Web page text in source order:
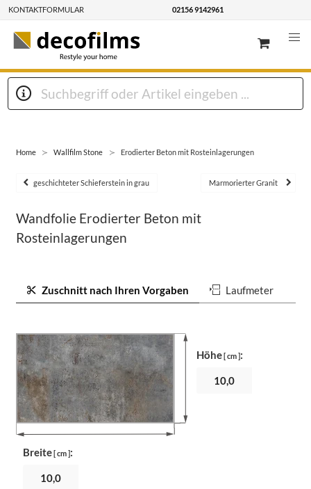
KONTAKTFORMULAR 02156 9142961
Home Wallfilm Stone Erodierter Beton mit Rosteinlagerungen
geschichteter Schieferstein in grau Marmorierter Granit
Wandfolie Erodierter Beton mit
Rosteinlagerungen
Zuschnitt nach Ihren Vorgaben Laufmeter
Breite[ cm ]:
Höhe[ cm ]: